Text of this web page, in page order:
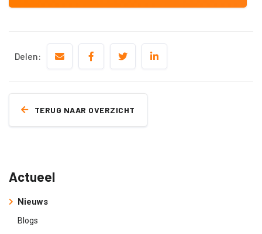
Delen:
TERUG NAAR OVERZICHT
Actueel
Nieuws
Blogs